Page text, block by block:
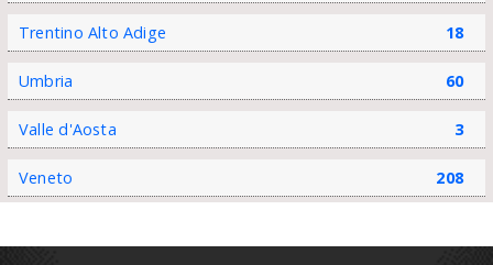
Trentino Alto Adige 18
Umbria 60
Valle d'Aosta 3
Veneto 208